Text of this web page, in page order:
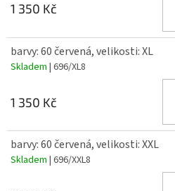
1 350 Kč
barvy: 60 červená, velikosti: XL
Skladem | 696/XL8
1 350 Kč
barvy: 60 červená, velikosti: XXL
Skladem | 696/XXL8